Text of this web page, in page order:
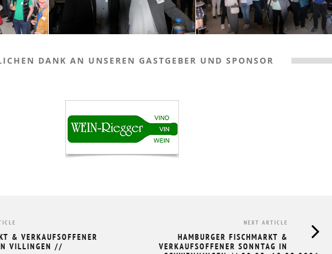
DANK AN UNSEREN GASTGEBER UND SPONSOR
& VERKAUFSOFFENER
VILLINGEN //
NEXT ARTICLE
HAMBURGER FISCHMARKT &
VERKAUFSOFFENER SONNTAG IN